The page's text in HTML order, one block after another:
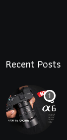
Recent Posts